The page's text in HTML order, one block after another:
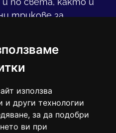
използва
и други технологии
за да подобри
ви при
трикове за
за
и градината,
въобще, как да
оазис в този така